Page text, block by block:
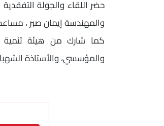
حضر اللقاء والجولة
والمهندسة إيمان صبر ،
كما شارك من هيئة تنمية
والمؤسسي، والأستاذة